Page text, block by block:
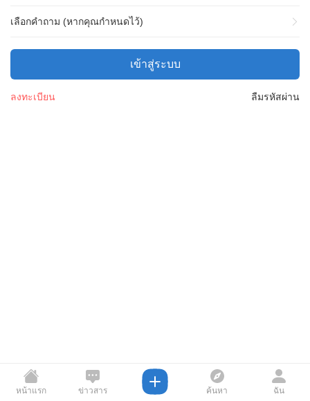
เลือกคำถาม (หากคุณกำหนดไว้)
เข้าสู่ระบบ
ลืมรหัสผ่าน
ลงทะเบียน
หน้าแรก ข่าวสาร ค้นหา ฉัน